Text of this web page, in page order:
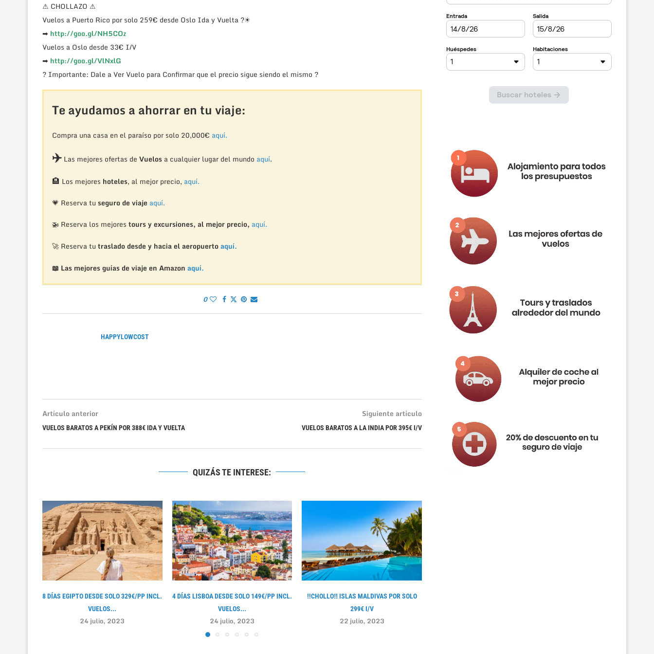
⚠ CHOLLAZO ⚠
Vuelos a Puerto Rico por solo 259€ desde Oslo Ida y Vuelta ?☀
➡ http://goo.gl/NH5COz
Vuelos a Oslo desde 33€ I/V
➡ http://goo.gl/VlNxlG
? Importante: Dale a Ver Vuelo para Confirmar que el precio sigue siendo el mismo ?
Te ayudamos a ahorrar en tu viaje:
Compra una casa en el paraíso por solo 20,000€ aquí.
✈️Las mejores ofertas de Vuelosa cualquier lugar del mundo aquí.
🏨 Los mejores hoteles, al mejor precio, aquí.
💗 Reserva tu seguro de viaje aquí.
🚁 Reserva los mejores tours y excursiones, al mejor precio, aquí.
🚀 Reserva tu traslado desde y hacia el aeropuertoaquí.
📖 Las mejores guías de viaje en Amazon aquí.
0
HAPPYLOWCOST
Artículo anterior
VUELOS BARATOS A PEKÍN POR 388€ IDA Y VUELTA
Siguiente artículo
VUELOS BARATOS A LA INDIA POR 395€ I/V
QUIZÁS TE INTERESE:
8 DÍAS EGIPTO DESDE SOLO 329€/PP INCL.
VUELOS...
24 julio, 2023
4 DÍAS LISBOA DESDE SOLO 149€/PP INCL.
VUELOS...
24 julio, 2023
!!CHOLLO‼ ISLAS MALDIVAS POR SOLO
299€ I/V
22 julio, 2023